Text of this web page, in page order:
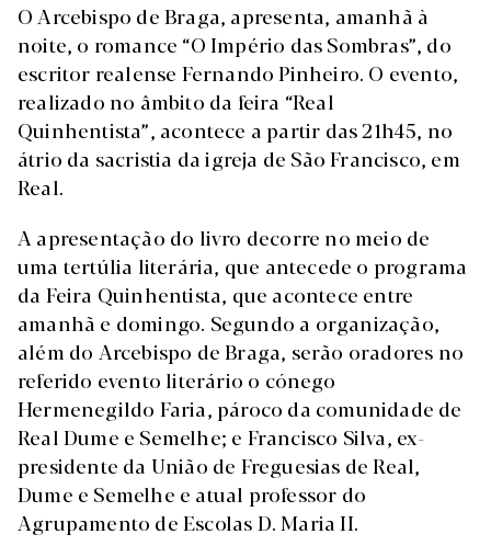
O Arcebispo de Braga, apresenta, amanhã à
noite, o romance “O Império das Sombras”, do
escritor realense Fernando Pinheiro. O evento,
realizado no âmbito da feira “Real
Quinhentista”, acontece a partir das 21h45, no
átrio da sacristia da igreja de São Francisco, em
Real.
A apresentação do livro decorre no meio de
uma tertúlia literária, que antecede o programa
da Feira Quinhentista, que acontece entre
amanhã e domingo. Segundo a organização,
além do Arcebispo de Braga, serão oradores no
referido evento literário o cónego
Hermenegildo Faria, pároco da comunidade de
Real Dume e Semelhe; e Francisco Silva, ex-
presidente da União de Freguesias de Real,
Dume e Semelhe e atual professor do
Agrupamento de Escolas D. Maria II.